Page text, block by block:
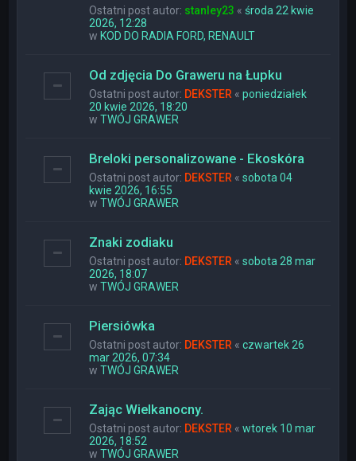
Ostatni post autor: stanley23 «środa 22 kwie
2026, 12:28
w KOD DO RADIA FORD, RENAULT
Od zdjęcia Do Graweru na Łupku
Ostatni post autor: DEKSTER «poniedziałek
20 kwie 2026, 18:20
wTWÓJ GRAWER
Breloki personalizowane - Ekoskóra
Ostatni post autor: DEKSTER «sobota 04
kwie 2026, 16:55
wTWÓJ GRAWER
Znaki zodiaku
Ostatni post autor: DEKSTER «sobota 28 mar
2026, 18:07
wTWÓJ GRAWER
Piersiówka
Ostatni post autor: DEKSTER «czwartek 26
mar 2026, 07:34
wTWÓJ GRAWER
Zając Wielkanocny.
Ostatni post autor: DEKSTER «wtorek 10 mar
2026, 18:52
wTWÓJ GRAWER